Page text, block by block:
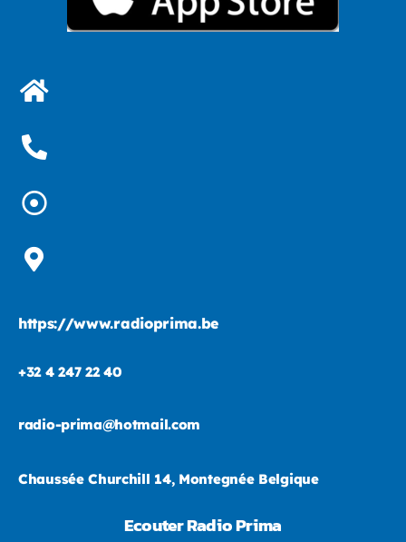
https://www.radioprima.be
+32 4 247 22 40
radio-prima@hotmail.com
Chaussée Churchill 14, Montegnée Belgique
Ecouter Radio Prima